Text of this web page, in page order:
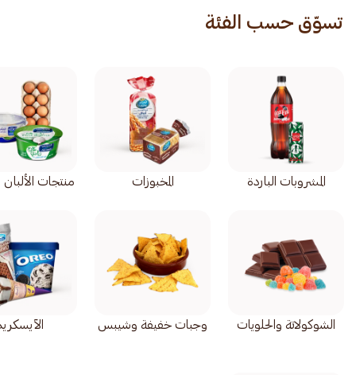
تسوّق حسب الفئة
المشروبات الباردة المخبوزات منتجات
الشوكولاتة والحلويات وجبات خفيفة وشيبس